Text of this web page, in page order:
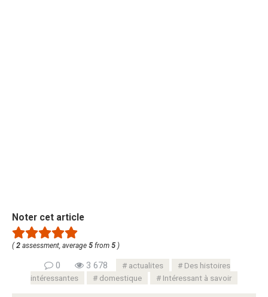
Noter cet article
(2 assessment, average 5 from 5 )
0 3 678 actualites
Des histoires
intéressantes
domestique Intéressant à savoir